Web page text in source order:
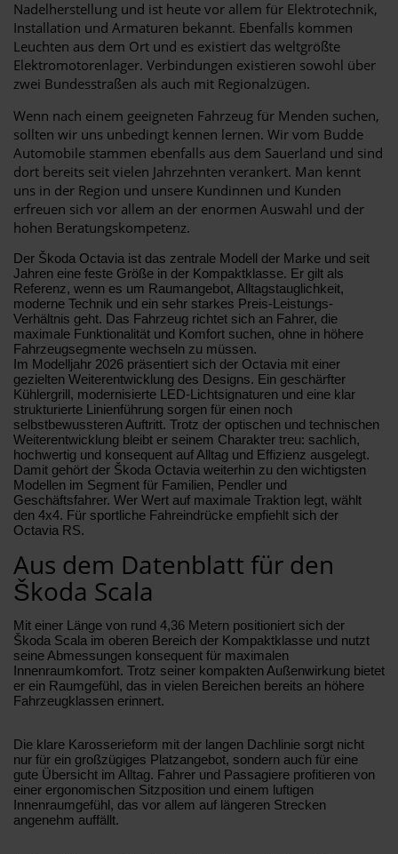
Nadelherstellung und ist heute vor allem für Elektrotechnik,
Installation und Armaturen bekannt. Ebenfalls kommen
Leuchten aus dem Ort und es existiert das weltgrößte
Elektromotorenlager. Verbindungen existieren sowohl über
zwei Bundesstraßen als auch mit Regionalzügen.
Wenn nach einem geeigneten Fahrzeug für Menden suchen,
sollten wir uns unbedingt kennen lernen. Wir vom Budde
Automobile stammen ebenfalls aus dem Sauerland und sind
dort bereits seit vielen Jahrzehnten verankert. Man kennt
uns in der Region und unsere Kundinnen und Kunden
erfreuen sich vor allem an der enormen Auswahl und der
hohen Beratungskompetenz.
Der Škoda Octavia ist das zentrale Modell der Marke und seit
Jahren eine feste Größe in der Kompaktklasse. Er gilt als
Referenz, wenn es um Raumangebot, Alltagstauglichkeit,
moderne Technik und ein sehr starkes Preis-Leistungs-
Verhältnis geht. Das Fahrzeug richtet sich an Fahrer, die
maximale Funktionalität und Komfort suchen, ohne in höhere
Fahrzeugsegmente wechseln zu müssen.
Im Modelljahr 2026 präsentiert sich der Octavia mit einer
gezielten Weiterentwicklung des Designs. Ein geschärfter
Kühlergrill, modernisierte LED-Lichtsignaturen und eine klar
strukturierte Linienführung sorgen für einen noch
selbstbewussteren Auftritt. Trotz der optischen und technischen
Weiterentwicklung bleibt er seinem Charakter treu: sachlich,
hochwertig und konsequent auf Alltag und Effizienz ausgelegt.
Damit gehört der Škoda Octavia weiterhin zu den wichtigsten
Modellen im Segment für Familien, Pendler und
Geschäftsfahrer. Wer Wert auf maximale Traktion legt, wählt
den 4x4. Für sportliche Fahreindrücke empfiehlt sich der
Octavia RS.
Aus dem Datenblatt für den
Škoda Scala
Mit einer Länge von rund 4,36 Metern positioniert sich der
Škoda Scala im oberen Bereich der Kompaktklasse und nutzt
seine Abmessungen konsequent für maximalen
Innenraumkomfort. Trotz seiner kompakten Außenwirkung bietet
er ein Raumgefühl, das in vielen Bereichen bereits an höhere
Fahrzeugklassen erinnert.
Die klare Karosserieform mit der langen Dachlinie sorgt nicht
nur für ein großzügiges Platzangebot, sondern auch für eine
gute Übersicht im Alltag. Fahrer und Passagiere profitieren von
einer ergonomischen Sitzposition und einem luftigen
Innenraumgefühl, das vor allem auf längeren Strecken
angenehm auffällt.